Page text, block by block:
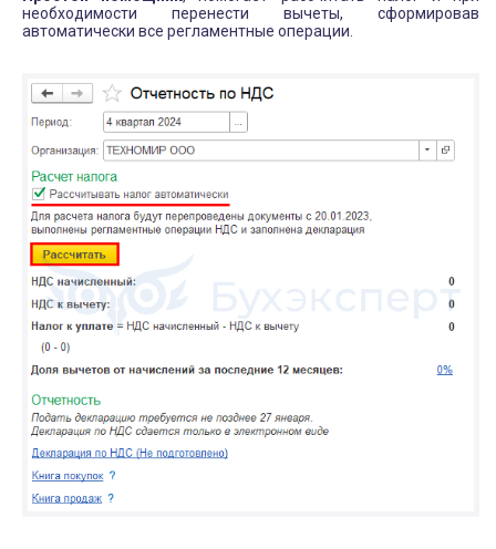
необходимости перенести вычеты, сформировав
автоматически все регламентные операции.